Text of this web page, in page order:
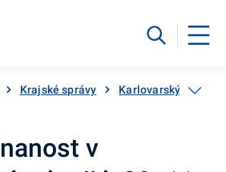
Krajské správy Karlovarský kraj
v